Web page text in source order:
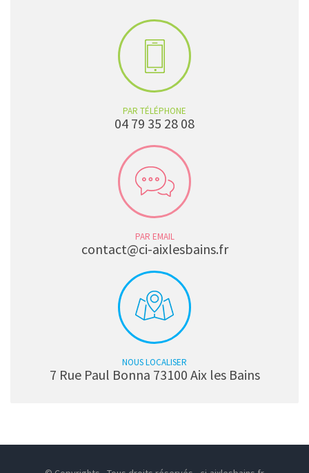
PAR TÉLÉPHONE
04 79 35 28 08
PAR EMAIL
contact@ci-aixlesbains.fr
NOUS LOCALISER
7 Rue Paul Bonna 73100 Aix les Bains